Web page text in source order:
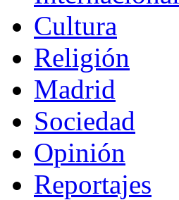
Cultura
Religión
Madrid
Sociedad
Opinión
Reportajes